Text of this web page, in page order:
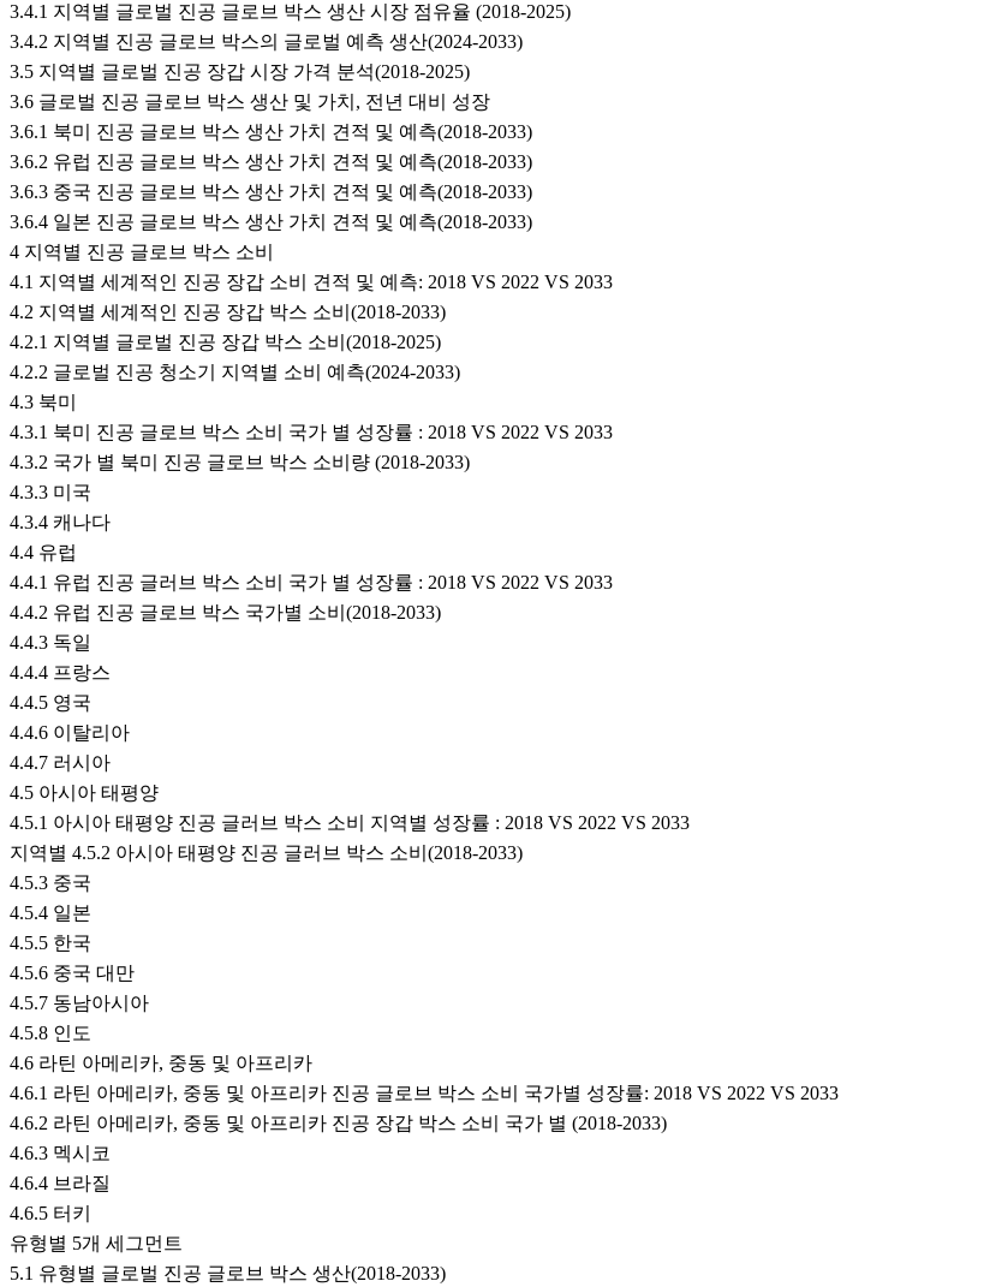
3.4.1 지역별 글로벌 진공 글로브 박스 생산 시장 점유율 (2018-2025)
3.4.2 지역별 진공 글로브 박스의 글로벌 예측 생산(2024-2033)
3.5 지역별 글로벌 진공 장갑 시장 가격 분석(2018-2025)
3.6 글로벌 진공 글로브 박스 생산 및 가치, 전년 대비 성장
3.6.1 북미 진공 글로브 박스 생산 가치 견적 및 예측(2018-2033)
3.6.2 유럽 진공 글로브 박스 생산 가치 견적 및 예측(2018-2033)
3.6.3 중국 진공 글로브 박스 생산 가치 견적 및 예측(2018-2033)
3.6.4 일본 진공 글로브 박스 생산 가치 견적 및 예측(2018-2033)
4 지역별 진공 글로브 박스 소비
4.1 지역별 세계적인 진공 장갑 소비 견적 및 예측: 2018 VS 2022 VS 2033
4.2 지역별 세계적인 진공 장갑 박스 소비(2018-2033)
4.2.1 지역별 글로벌 진공 장갑 박스 소비(2018-2025)
4.2.2 글로벌 진공 청소기 지역별 소비 예측(2024-2033)
4.3 북미
4.3.1 북미 진공 글로브 박스 소비 국가 별 성장률 : 2018 VS 2022 VS 2033
4.3.2 국가 별 북미 진공 글로브 박스 소비량 (2018-2033)
4.3.3 미국
4.3.4 캐나다
4.4 유럽
4.4.1 유럽 진공 글러브 박스 소비 국가 별 성장률 : 2018 VS 2022 VS 2033
4.4.2 유럽 진공 글로브 박스 국가별 소비(2018-2033)
4.4.3 독일
4.4.4 프랑스
4.4.5 영국
4.4.6 이탈리아
4.4.7 러시아
4.5 아시아 태평양
4.5.1 아시아 태평양 진공 글러브 박스 소비 지역별 성장률 : 2018 VS 2022 VS 2033
지역별 4.5.2 아시아 태평양 진공 글러브 박스 소비(2018-2033)
4.5.3 중국
4.5.4 일본
4.5.5 한국
4.5.6 중국 대만
4.5.7 동남아시아
4.5.8 인도
4.6 라틴 아메리카, 중동 및 아프리카
4.6.1 라틴 아메리카, 중동 및 아프리카 진공 글로브 박스 소비 국가별 성장률: 2018 VS 2022 VS 2033
4.6.2 라틴 아메리카, 중동 및 아프리카 진공 장갑 박스 소비 국가 별 (2018-2033)
4.6.3 멕시코
4.6.4 브라질
4.6.5 터키
유형별 5개 세그먼트
5.1 유형별 글로벌 진공 글로브 박스 생산(2018-2033)